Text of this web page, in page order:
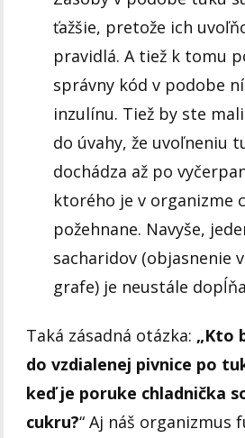
ťažšie, pretože ich
pravidlá. A tiež k tomu
správny kód v podobe
inzulínu. Tiež by ste
do úvahy, že uvoľneniu
dochádza až po
ktorého je v organizme
požehnane. Navyše,
sacharidov (objasnenie
grafe) je neustále
Taká zásadná otázka: „Kto
do vzdialenej pivnice po
keď je poruke chladnička
cukru?“ Aj náš organizmus